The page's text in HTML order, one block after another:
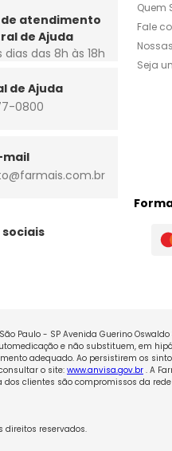
atendimento
de Ajuda
dias das 8h às 18h
de Ajuda
0800
sociais
Quem
Fale
Seja
São Paulo - SP Avenida Guerino
e não substituem, em
adequado. Ao persistirem os
o site: www.anvisa.gov.br . A
clientes são compromissos da
direitos reservados.